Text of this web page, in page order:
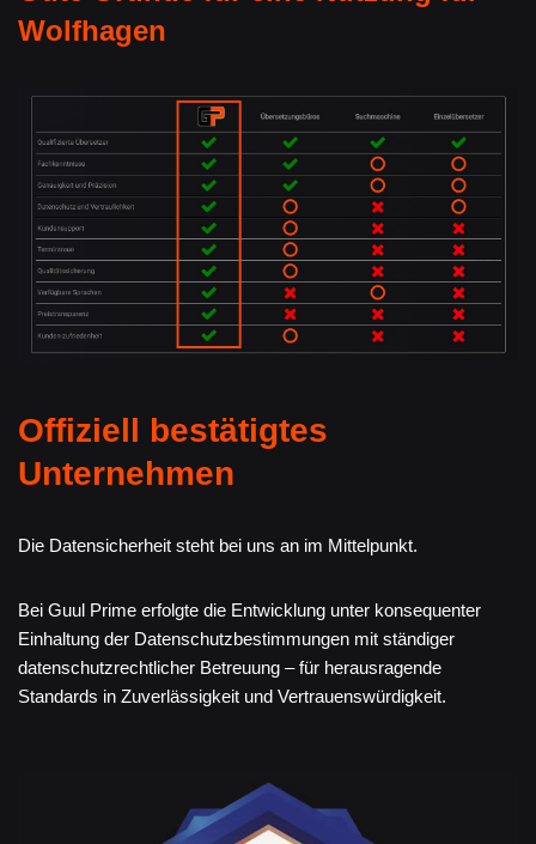
Wolfhagen
Offiziell bestätigtes
Unternehmen
Die Datensicherheit steht bei uns an im Mittelpunkt.
Bei Guul Prime erfolgte die Entwicklung unter konsequenter
Einhaltung der Datenschutzbestimmungen mit ständiger
datenschutzrechtlicher Betreuung – für herausragende
Standards in Zuverlässigkeit und Vertrauenswürdigkeit.